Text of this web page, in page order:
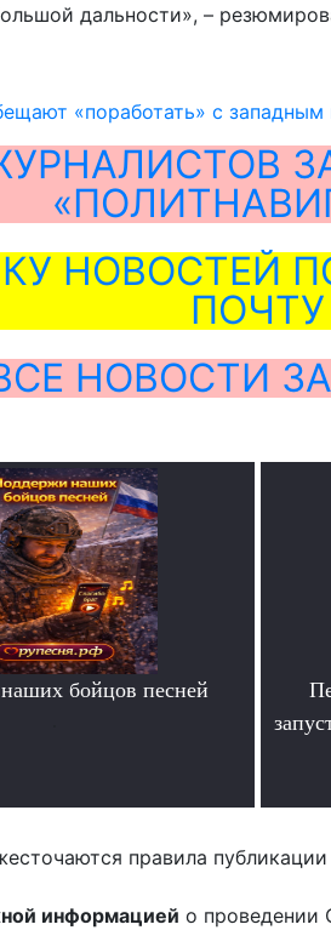
дальности», –
«поработать» с западным
НОВОСТЕЙ
ПОЧТУ
НОВОСТИ
бойцов песней
правила
информацией о